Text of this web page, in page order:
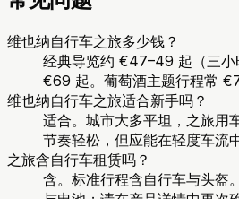
维也纳自行车之旅多少钱？
经典导览约 €47–49 起（三小
€69 起。葡萄酒主题行程常
维也纳自行车之旅适合新手吗？
适合。城市大多平坦，之旅用
节奏轻松，但应能在轻度车流
之旅含自行车租赁吗？
含。标准行程含自行车与头盔